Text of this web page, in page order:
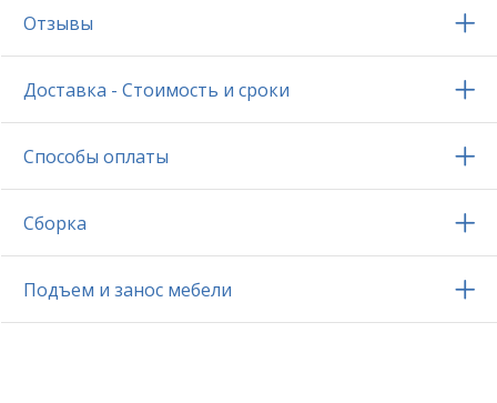
Отзывы
Доставка - Стоимость и сроки
Способы оплаты
Сборка
Подъем и занос мебели